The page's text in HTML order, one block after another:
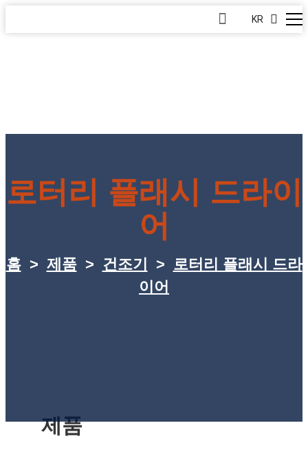
KR
로터리 플래시 드라이
어
홈> 제품> 건조기 > 로터리 플래시 드라
이어
제품